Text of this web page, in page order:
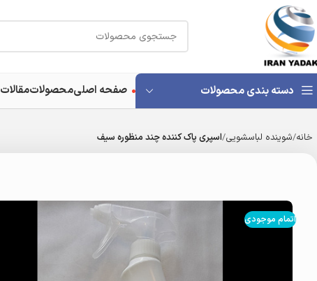
دسته بندی محصولات صفحه اصلیمحصولاتمقالات
خانه شوینده لباسشویی اسپری پاک کننده چند منظوره سیف
اتمام موجودی